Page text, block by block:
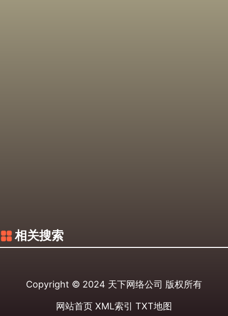
相关搜索
Copyright © 2024 天下网络公司 版权所有
网站首页 XML索引 TXT地图